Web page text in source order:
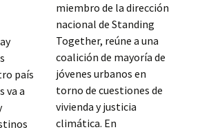
país
va a
miembro de la dirección
nacional de Standing
Together, reúne a una
coalición de mayoría de
jóvenes urbanos en
torno de cuestiones de
vivienda y justicia
climática. En